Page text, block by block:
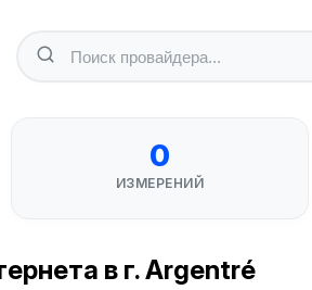
0
ИЗМЕРЕНИЙ
в г. Argentré